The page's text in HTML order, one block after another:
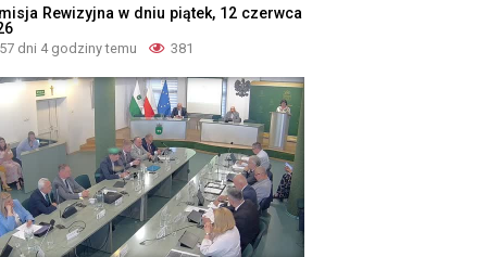
Rewizyjna w dniu piątek, 12 czerwca
57 dni 4 godziny temu 381